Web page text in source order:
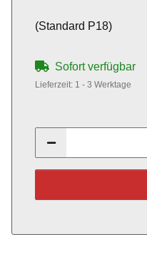
(Standard P18)
Sofort verfügbar
Lieferzeit: 1 - 3 Werktage